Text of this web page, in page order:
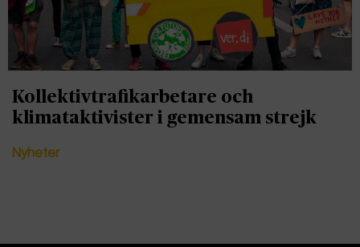
Kollektivtrafikarbetare och
klimataktivister i gemensam strejk
Nyheter